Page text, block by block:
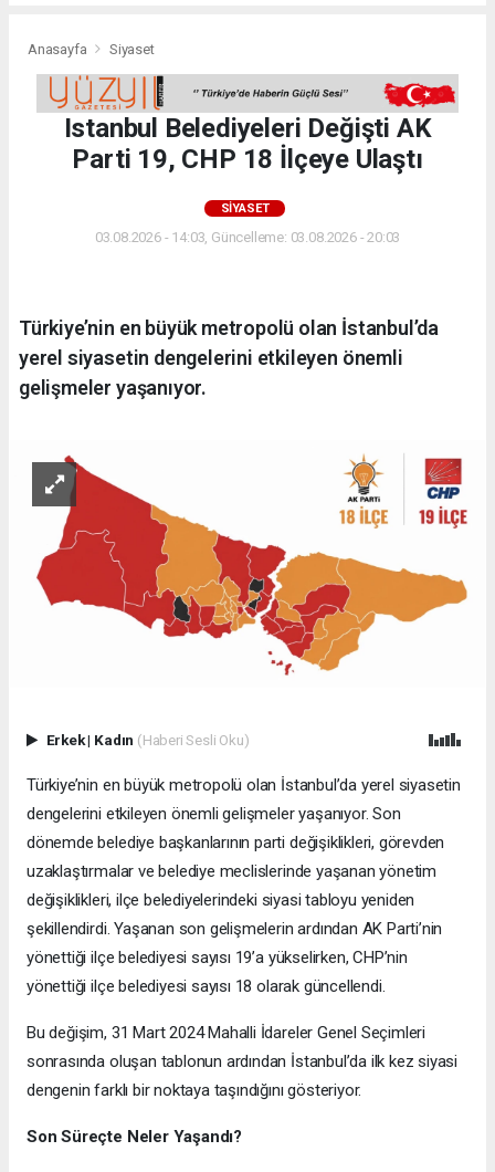
Anasayfa Siyaset
Istanbul Belediyeleri Değişti AK
Parti 19, CHP 18 İlçeye Ulaştı
SIYASET
03.08.2026 - 14:03, Güncelleme: 03.08.2026 - 20:03
Türkiye’nin en büyük metropolü olan İstanbul’da
yerel siyasetin dengelerini etkileyen önemli
gelişmeler yaşanıyor.
Erkek| Kadın (Haberi Sesli Oku)
Türkiye’nin en büyük metropolü olan İstanbul’da yerel siyasetin
dengelerini etkileyen önemli gelişmeler yaşanıyor. Son
dönemde belediye başkanlarının parti değişiklikleri, görevden
uzaklaştırmalar ve belediye meclislerinde yaşanan yönetim
değişiklikleri, ilçe belediyelerindeki siyasi tabloyu yeniden
şekillendirdi. Yaşanan son gelişmelerin ardından AK Parti’nin
yönettiği ilçe belediyesi sayısı 19’a yükselirken, CHP’nin
yönettiği ilçe belediyesi sayısı 18 olarak güncellendi.
Bu değişim, 31 Mart 2024 Mahalli İdareler Genel Seçimleri
sonrasında oluşan tablonun ardından İstanbul’da ilk kez siyasi
dengenin farklı bir noktaya taşındığını gösteriyor.
Son Süreçte Neler Yaşandı?